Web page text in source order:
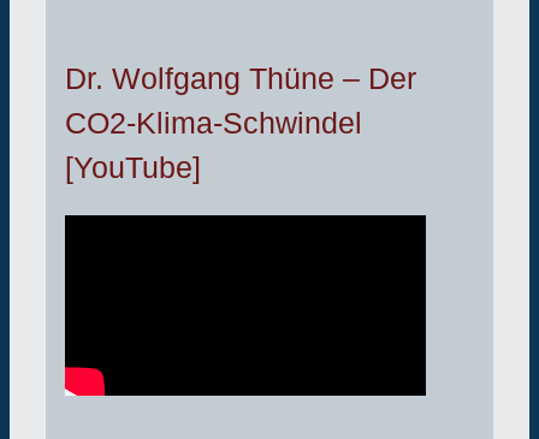
Dr. Wolfgang Thüne – Der
CO2-Klima-Schwindel
[YouTube]